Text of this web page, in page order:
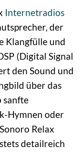
Internetradios
der
Klangfülle und
(Digital Signal
den Sound und
über das
sanfte
Hymnen oder
Relax
detailreich